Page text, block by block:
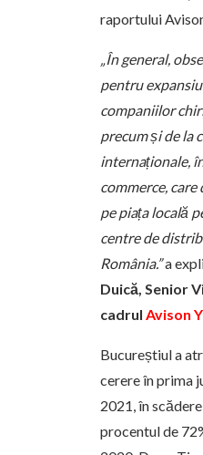
raportului
„În general,
pentru
companiilor
precum și de la
internaționale,
commerce,
pe piața locală
centre de
România.”a
Duică, Senior
cadrul Avison
Bucureștiul a
cerere în prima
2021, în
procentul de